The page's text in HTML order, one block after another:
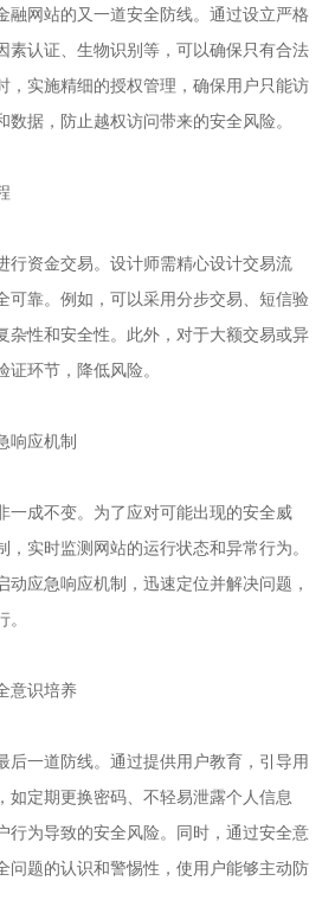
融网站的又一道安全防线。通过设立严格
素认证、生物识别等，可以确保只有合法
，实施精细的授权管理，确保用户只能访
数据，防止越权访问带来的安全风险。
行资金交易。设计师需精心设计交易流
可靠。例如，可以采用分步交易、短信验
杂性和安全性。此外，对于大额交易或异
环节，降低风险。
响应机制
一成不变。为了应对可能出现的安全威
，实时监测网站的运行状态和异常行为。
动应急响应机制，迅速定位并解决问题，
意识培养
后一道防线。通过提供用户教育，引导用
如定期更换密码、不轻易泄露个人信息
行为导致的安全风险。同时，通过安全意
问题的认识和警惕性，使用户能够主动防